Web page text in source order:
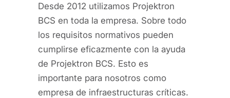
Desde 2012 utilizamos Projektron
BCS en toda la empresa. Sobre todo
los requisitos normativos pueden
cumplirse eficazmente con la ayuda
de Projektron BCS. Esto es
importante para nosotros como
empresa de infraestructuras críticas.